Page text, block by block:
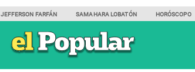
JEFFERSON FARFÁN SAMAHARA LOBATÓN HORÓSCOPO